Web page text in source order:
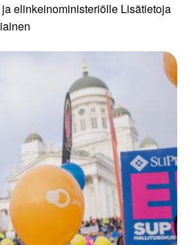
elinkeinoministeriölle Lisätietoja